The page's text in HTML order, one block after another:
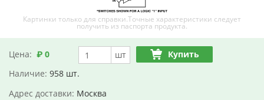
Картинки только для справки.Точные характеристики следует
получить из паспорта продукта.
Цена: ₽ 0 шт
Купить
Наличие: 958 шт.
Адрес доставки: Москва